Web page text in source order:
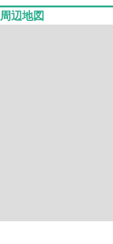
周辺地図